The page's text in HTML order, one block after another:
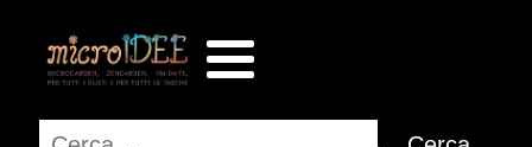
Ricerca